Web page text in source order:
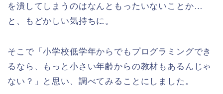
を潰してしまうのはなんともったいないことか…
と、もどかしい気持ちに。
そこで「小学校低学年からでもプログラミングでき
るなら、もっと小さい年齢からの教材もあるんじゃ
ない？」と思い、調べてみることにしました。